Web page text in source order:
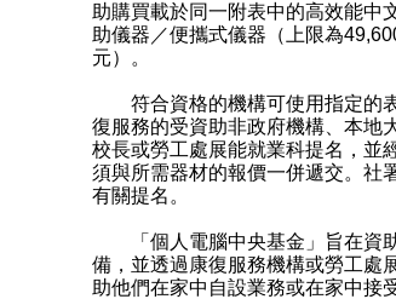
助購買載於同一附表中的高效能中
助儀器／便攜式儀器（上限為
元）。
符合資格的機構可使用指定的
復服務的受資助非政府機構、本地
校長或勞工處展能就業科提名，並
須與所需器材的報價一併遞交。社
有關提名。
「個人電腦中央基金」旨在資助
備，並透過康復服務機構或勞工處
助他們在家中自設業務或在家中接